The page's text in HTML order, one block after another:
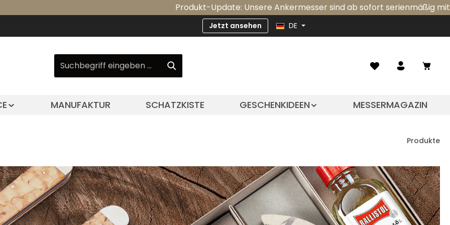
Produkt-Update: Unsere Ankermesser sind ab sofort serienmäßig mit einer
Jetzt ansehen DE
MANUFAKTUR SCHATZKISTE GESCHENKIDEEN MESSERMAGAZIN
Produkte